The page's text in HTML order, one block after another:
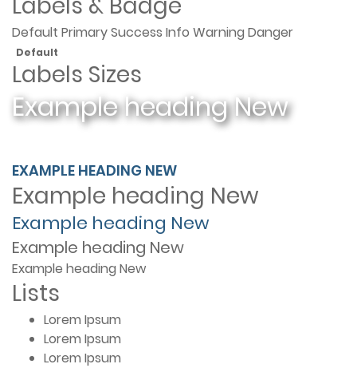
Default PrimarySuccess Info Warning Danger
Default
Labels Sizes
Example headingNew
EXAMPLE HEADING NEW
Example heading New
Example heading New
Example heading New
Example heading New
Lists
Lorem Ipsum
Lorem Ipsum
Lorem Ipsum